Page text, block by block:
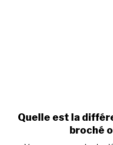
Quelle est la
broché